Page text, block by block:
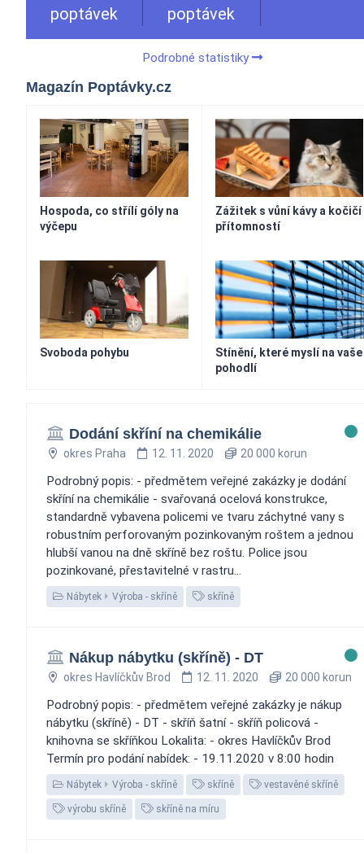
poptávek poptávek
Podrobné statistiky
Magazín Poptávky.cz
Hospoda, co střílí góly na
výčepu
Zážitek s vůní kávy a kočičí
přítomností
Svoboda pohybu
Stínění, které myslí na vaše
pohodlí
Dodání skříní na chemikálie
okres Praha 12. 11. 2020 20 000 korun
Podrobný popis: - předmětem veřejné zakázky je dodání
skříní na chemikálie - svařovaná ocelová konstrukce,
standardně vybavena policemi ve tvaru záchytné vany s
robustním perforovaným pozinkovaným roštem a jednou
hlubší vanou na dně skříně bez roštu. Police jsou
pozinkované, přestavitelné v rastru...
Nábytek Výroba - skříně skříně
Nákup nábytku (skříně) - DT
okres Havlíčkův Brod 12. 11. 2020 20 000 korun
Podrobný popis: - předmětem veřejné zakázky je nákup
nábytku (skříně) - DT - skříň šatní - skříň policová -
knihovna se skříňkou Lokalita: - okres Havlíčkův Brod
Termín pro podání nabídek: - 19.11.2020 v 8:00 hodin
Nábytek Výroba - skříně skříně vestavěné skříně
výrobu skříně skříně na míru